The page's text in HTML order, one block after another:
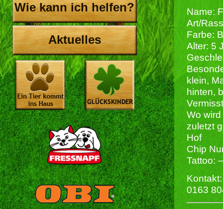
Wie kann ich helfen?
Aktuelles
Name:
Art/
Farbe:
Alter: 5
klein,
hinten,
Wo
zuletzt
Hof
Chip
Tattoo: –
Kontakt:
0163